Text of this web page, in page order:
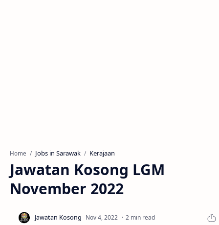
Home Jobs in Sarawak Kerajaan
Jawatan Kosong LGM
November 2022
2 min read